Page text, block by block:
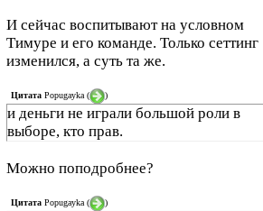
И сейчас воспитывают на условном
Тимуре и его команде. Только сеттинг
изменился, а суть та же.
Цитата Popugayka ( )
и деньги не играли большой роли в
выборе, кто прав.
Можно поподробнее?
Цитата Popugayka ( )